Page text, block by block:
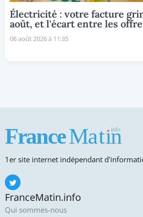
Électricité : votre facture
août, et l'écart entre les
06 août 2026 à 11:35
1er site internet indépendant
FranceMatin.info
Qui sommes-nous